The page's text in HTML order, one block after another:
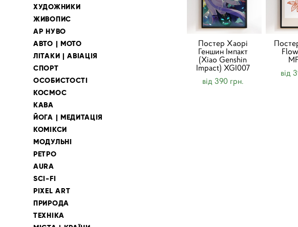
ХУДОЖНИКИ
ЖИВОПИС
АР НУВО
АВТО | МОТО
ЛІТАКИ | АВІАЦІЯ
СПОРТ
ОСОБИСТОСТІ
КОСМОС
КАВА
ЙОГА | МЕДИТАЦІЯ
КОМІКСИ
МОДУЛЬНІ
РЕТРО
AURA
SCI-FI
PIXEL ART
ПРИРОДА
ТЕХНІКА
Постер Хаорі
Геншин Імпакт
(Xiao Genshin
Impact) XGI007
від 390 грн.
від